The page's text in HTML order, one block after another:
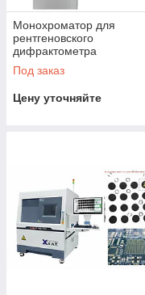
Монохроматор для
рентгеновского
дифрактометра
Под заказ
Цену уточняйте